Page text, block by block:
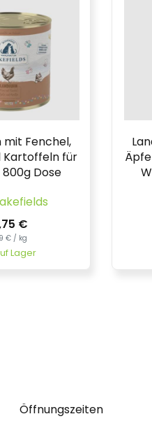
mit Fenchel,
Kartoffeln für
Dose
€
€ / kg
Lager
Öffnungszeiten